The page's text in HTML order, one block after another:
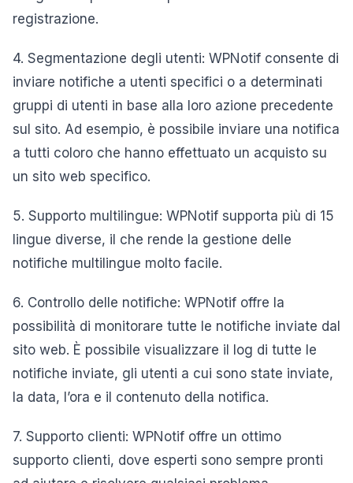
registrazione.
4. Segmentazione degli utenti: WPNotif consente di
inviare notifiche a utenti specifici o a determinati
gruppi di utenti in base alla loro azione precedente
sul sito. Ad esempio, è possibile inviare una notifica
a tutti coloro che hanno effettuato un acquisto su
un sito web specifico.
5. Supporto multilingue: WPNotif supporta più di 15
lingue diverse, il che rende la gestione delle
notifiche multilingue molto facile.
6. Controllo delle notifiche: WPNotif offre la
possibilità di monitorare tutte le notifiche inviate dal
sito web. È possibile visualizzare il log di tutte le
notifiche inviate, gli utenti a cui sono state inviate,
la data, l’ora e il contenuto della notifica.
7. Supporto clienti: WPNotif offre un ottimo
supporto clienti, dove esperti sono sempre pronti